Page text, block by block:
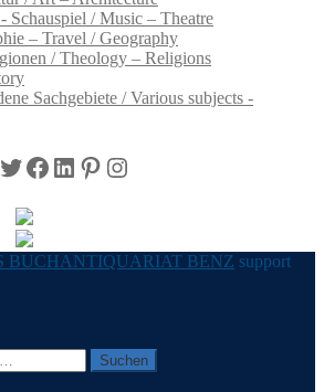
Schauspiel / Music – Theatre
– Travel / Geography
/ Theology – Religions
Sachgebiete / Various subjects -
Twitter
Facebook
LinkedIn
Pinterest
Instagram
BUCHANTIQUARIAT BENZ support
Suchen